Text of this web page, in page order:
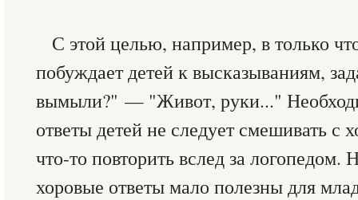
С этой целью, например, в только
побуждает детей к высказываниям,
вымыли?" — "Живот, руки..."
ответы детей не следует смешивать с
что-то повторить вслед за логопедом.
хоровые ответы мало полезны для